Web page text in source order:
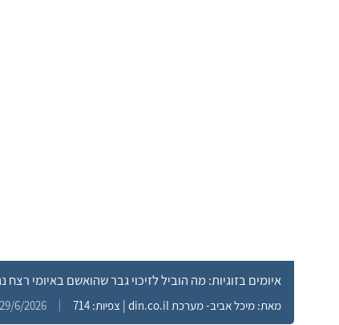
איומים בזוגיות: מה הוביל לזיכוי גבר שהואשם באיומי רצח
מאת: מיכל אביב- מערכת din.co.il | צפיות: 714 29/6/2026